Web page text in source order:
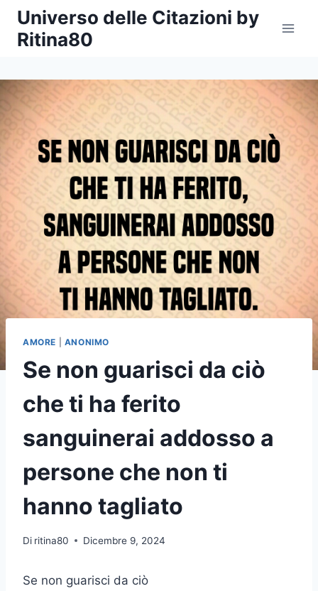
Salta
contenuto
Universo delle Citazioni by
Ritina80
AMORE ANONIMO
Se non guarisci da ciò
che ti ha ferito
sanguinerai addosso a
persone che non ti
hanno tagliato
Di ritina80 Dicembre 9, 2024
Se non guarisci da ciò